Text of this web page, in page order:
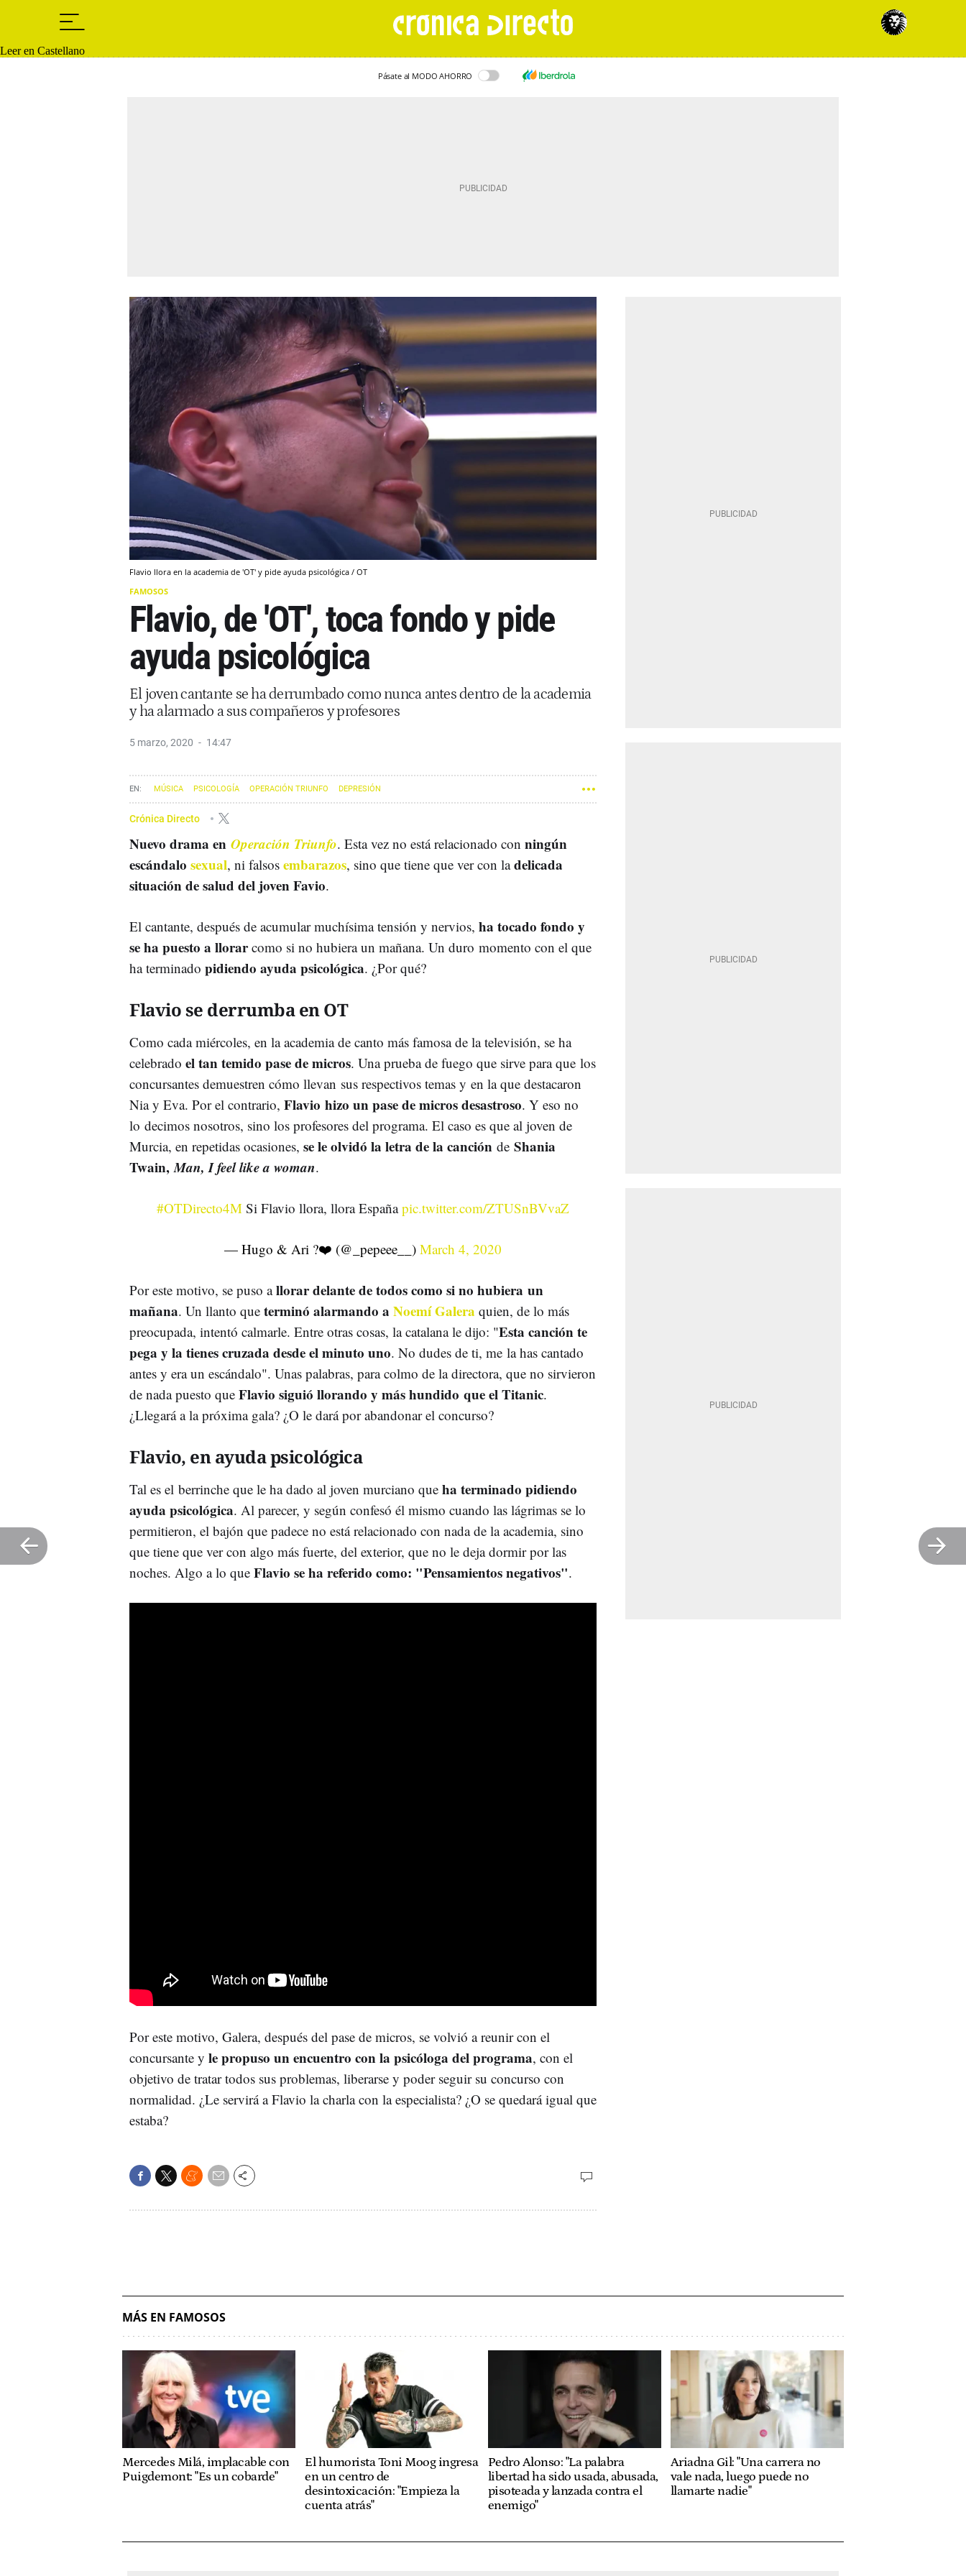
Leer en Castellano
Pásate al MODO AHORRO
Flavio llora en la academia de 'OT' y pide ayuda psicológica / OT
FAMOSOS
Flavio, de 'OT', toca fondo y pide
ayuda psicológica
El joven cantante se ha derrumbado como nunca antes dentro de la academia
y ha alarmado a sus compañeros y profesores
5 marzo, 2020 14:47
MÚSICA PSICOLOGÍA OPERACIÓN TRIUNFO DEPRESIÓN
Crónica Directo
Nuevo drama en Operación Triunfo. Esta vez no está relacionado con ningún
escándalo sexual, ni falsos embarazos, sino que tiene que ver con ladelicada
situación de salud del joven Favio.
El cantante, después de acumular muchísima tensión y nervios, ha tocado fondo y
se ha puesto a llorarcomo si no hubiera un mañana. Un duro momento con el que
ha terminado pidiendo ayuda psicológica. ¿Por qué?
Flavio se derrumba en OT
Como cada miércoles, en la academia de canto más famosa de la televisión, se ha
celebrado el tan temido pase de micros. Una prueba de fuego que sirve para que los
concursantes demuestren cómo llevan sus respectivos temas y en la que destacaron
Nia y Eva. Por el contrario, Flavio hizo un pase de micros desastroso. Y eso no
lo decimos nosotros, sino los profesores del programa. El caso es que al joven de
Murcia, en repetidas ocasiones, se le olvidó la letra de la canción de Shania
Twain,Man, I feel like a woman.
#OTDirecto4M Si Flavio llora, llora Españapic.twitter.com/ZTUSnBVvaZ
— Hugo & Ari ?❤️ (@_pepeee__)March 4, 2020
Por este motivo, se puso allorar delante de todos como si no hubiera un
mañana. Un llanto que terminó alarmando a Noemí Galera quien, de lo más
preocupada, intentó calmarle. Entre otras cosas, la catalana le dijo: "Esta canción te
pega y la tienes cruzada desde el minuto uno. No dudes de ti, me la has cantado
antes y era un escándalo". Unas palabras, para colmo de la directora, que no sirvieron
de nada puesto que Flavio siguió llorando y más hundido que el Titanic.
¿Llegará a la próxima gala? ¿O le dará por abandonar el concurso?
Flavio, en ayuda psicológica
Tal es el berrinche que le ha dado al joven murciano que ha terminado pidiendo
ayuda psicológica. Al parecer, y según confesó él mismo cuando las lágrimas se lo
permitieron, el bajón que padece no está relacionado con nada de la academia, sino
que tiene que ver con algo más fuerte, del exterior, que no le deja dormir por las
noches. Algo a lo que Flavio se ha referido como: "Pensamientos negativos".
Por este motivo, Galera, después del pase de micros, se volvió a reunir con el
concursante y le propuso un encuentro con la psicóloga del programa, con el
objetivo de tratar todos sus problemas, liberarse y poder seguir su concurso con
normalidad. ¿Le servirá a Flavio la charla con la especialista? ¿O se quedará igual que
estaba?
MÁS EN FAMOSOS
Mercedes Milá, implacable con
Puigdemont: "Es un cobarde"
El humorista Toni Moog ingresa
en un centro de
desintoxicación: "Empieza la
cuenta atrás"
Pedro Alonso: "La palabra
libertad ha sido usada, abusada,
pisoteada y lanzada contra el
enemigo"
Ariadna Gil: "Una carrera no
vale nada, luego puede no
llamarte nadie"